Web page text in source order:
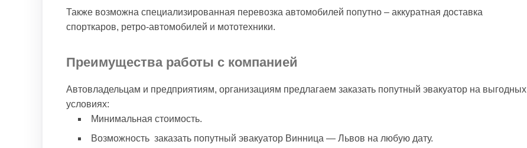
Также возможна специализированная перевозка автомобилей попутно – аккуратная доставка
спорткаров, ретро-автомобилей и мототехники.
Преимущества работы с компанией
Автовладельцам и предприятиям, организациям предлагаем заказать попутный эвакуатор на выгодных
условиях:
Минимальная стоимость.
Возможность заказать попутный эвакуатор Винница — Львов на любую дату.